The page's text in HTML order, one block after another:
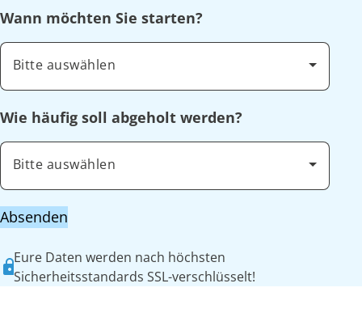
Wann möchten Sie starten?
Bitte auswählen
Wie häufig soll abgeholt werden?
Bitte auswählen
Absenden
Eure Daten werden nach höchsten
Sicherheitsstandards SSL-verschlüsselt!